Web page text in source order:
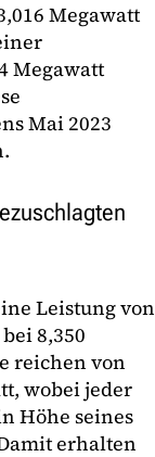
Megawatt
Megawatt
Mai 2023
Leistung von
8,350
reichen von
wobei jeder
Höhe seines
erhalten